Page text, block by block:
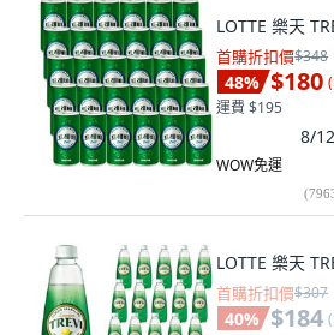
LOTTE 樂天
首購折扣價$348
48% $180 (
運費 $195
8/
WOW免運
(
LOTTE 樂天
首購折扣價$307
40% $184 (